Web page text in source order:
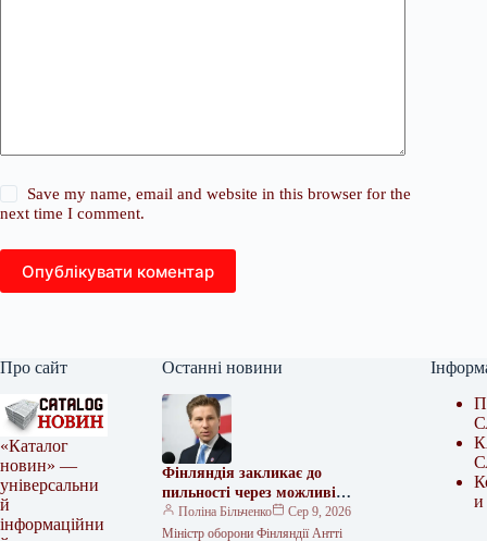
Save my name, email and website in this browser for the
next time I comment.
Опублікувати коментар
Про сайт
«Каталог
новин» —
універсальни
й
інформаційни
Останні новини
Фінляндія закликає до
пильності через можливі
провокації Росії
Поліна Більченко
Сер 9, 2026
Міністр оборони Фінляндії Антті
и